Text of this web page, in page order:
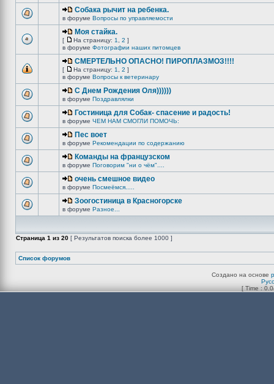
Собака рычит на ребенка.
в форуме Вопросы по управляемости
Моя стайка.
[ На страницу: 1 2 ]
в форуме Фотографии наших питомцев
СМЕРТЕЛЬНО ОПАСНО! ПИРОПЛАЗМОЗ!!!!
[ На страницу: 1 2 ]
в форуме Вопросы к ветеринару
С Днем Рождения Оля))))))
в форуме Поздравлялки
Гостиница для Собак- спасение и радость!
в форуме ЧЕМ НАМ СМОГЛИ ПОМОЧЬ:
Пес воет
в форуме Рекомендации по содержанию
Команды на французском
в форуме Поговорим "ни о чём"....
очень смешное видео
в форуме Посмеёмся.....
Зоогостиница в Красногорске
в форуме Разное...
Страница 1 из 20 [ Результатов поиска более 1000 ]
Список форумов
Создано на основе
[ Time :